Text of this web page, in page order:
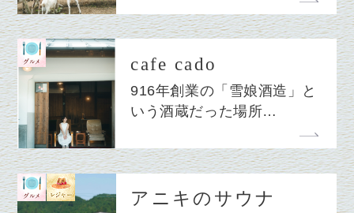
cafe cado
916年創業の「雪娘酒造」と
いう酒蔵だった場所…
アニキのサウナ